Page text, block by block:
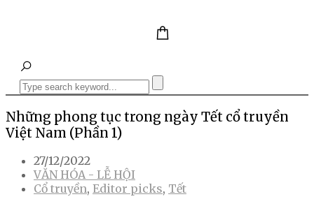
Những phong tục trong ngày Tết cổ truyền
Việt Nam (Phần 1)
27/12/2022
VĂN HÓA - LỄ HỘI
Cổ truyền, Editor picks, Tết